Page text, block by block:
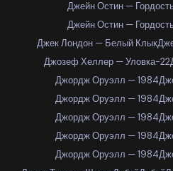
Джейн Остин —
Джейн Остин —
Джек Лондон — Белый Клык
Джозеф Хеллер — Уловка-22
Джордж Оруэлл — 1984
Джордж Оруэлл — 1984
Джордж Оруэлл — 1984
Джордж Оруэлл — 1984
Джордж Оруэлл — 1984